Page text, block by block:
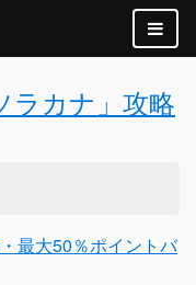
ラカナ」攻略
最大50％ポイントバ